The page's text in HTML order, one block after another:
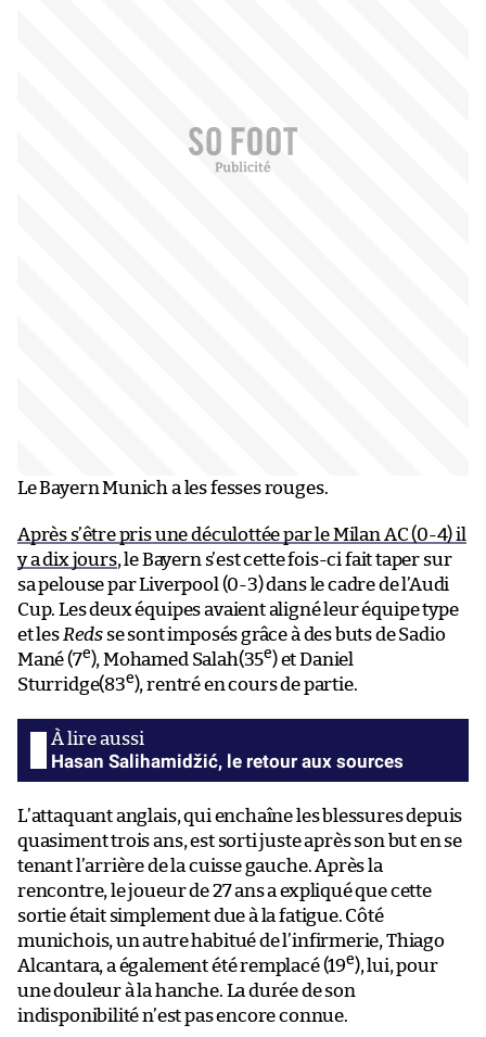
Le Bayern Munich a les fesses rouges.
Après s’être pris une déculottée par le Milan AC (0-4) il
y a dix jours, le Bayern s’est cette fois-ci fait taper sur
sa pelouse par Liverpool (0-3) dans le cadre de l’Audi
Cup. Les deux équipes avaient aligné leur équipe type
et les Reds se sont imposés grâce à des buts de Sadio
Mané (7e), Mohamed Salah(35e) et Daniel
Sturridge(83e), rentré en cours de partie.
Hasan Salihamidžić, le retour aux sources
L’attaquant anglais, qui enchaîne les blessures depuis
quasiment trois ans, est sorti juste après son but en se
tenant l’arrière de la cuisse gauche. Après la
rencontre, le joueur de 27 ans a expliqué que cette
sortie était simplement due à la fatigue. Côté
munichois, un autre habitué de l’infirmerie, Thiago
Alcantara, a également été remplacé (19e), lui, pour
une douleur à la hanche. La durée de son
indisponibilité n’est pas encore connue.